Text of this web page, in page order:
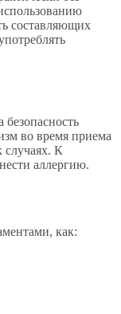
составляющих
во время приема
случаях. К
аллергию.
как: